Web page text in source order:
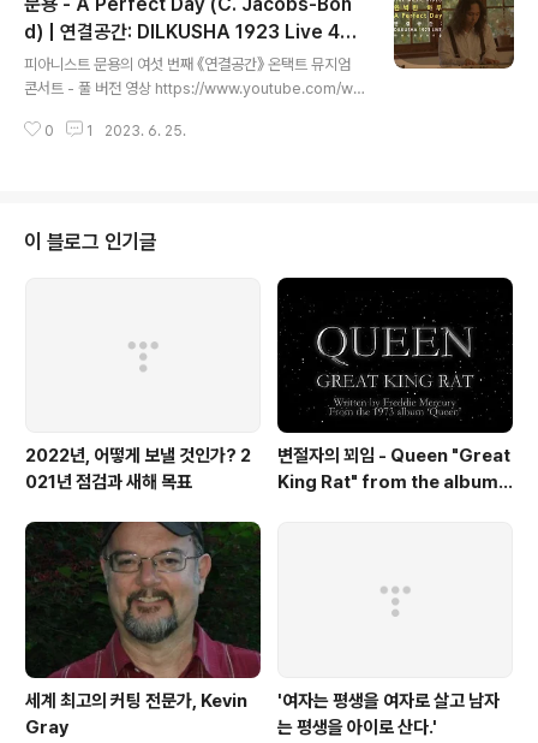
ttps://bit.ly/45L9a9I 작곡 Trad. Melody 편곡・연주
문용(moonyong) 기획・대본, 디자인・모션그래픽 김문
용 연출・의상 장초영(TAra) 영상 유영균 STUDIO2F 음
향 곽동준 K SOUND 촬영 유영균, 서두리 연출보조 임미
영 | 음향보조 남동훈 촬영 장소 스..
d) | 연결공간: DILKUSHA 1923 Live 4K
MV
피아니스트 문용의 여섯 번째 《연결공간》 온택트 뮤지엄
콘서트 - 풀 버전 영상 https://www.youtube.com/wa
Live》 앨범 유튜브 https://youtube.com/playlist?list
용(moonyong) 기획・대본, 디자인・모션그래픽 김문용
연출・의상 장초영(TAra) 영상 유영균 STUDIO2F 음향
곽동준 K SOUND 촬영 유영균, 서두리 연출보조 임미영 |
0 1 2023. 6. 25.
이 블로그 인기글
2022년, 어떻게 보낼 것인가? 2
021년 점검과 새해 목표
변절자의 꾀임 - Queen "Great
King Rat" from the album
세계 최고의 커팅 전문가, Kevin
Gray
'여자는 평생을 여자로 살고 남자
는 평생을 아이로 산다.'